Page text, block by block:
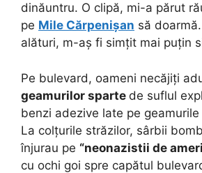
dinăuntru. O clipă, mi-a părut
pe Mile Cărpenișan să
alături, m-aș fi simțit mai puțin
Pe bulevard, oameni necăjiți
geamurilor sparte de suflul
benzi adezive late pe
La colțurile străzilor, sârbii
înjurau pe “neonazistii de
cu ochi goi spre capătul